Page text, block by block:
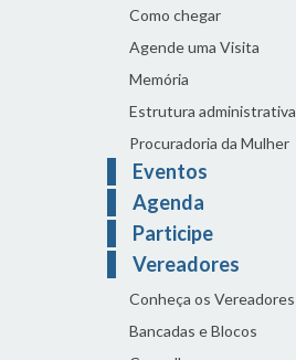
Como chegar
Agende uma Visita
Memória
Estrutura administrativa
Procuradoria da Mulher
Eventos
Agenda
Participe
Vereadores
Conheça os Vereadores
Bancadas e Blocos